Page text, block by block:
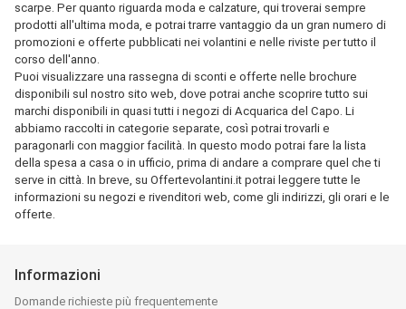
scarpe. Per quanto riguarda moda e calzature, qui troverai sempre
prodotti all'ultima moda, e potrai trarre vantaggio da un gran numero di
promozioni e offerte pubblicati nei volantini e nelle riviste per tutto il
corso dell'anno.
Puoi visualizzare una rassegna di sconti e offerte nelle brochure
disponibili sul nostro sito web, dove potrai anche scoprire tutto sui
marchi disponibili in quasi tutti i negozi di Acquarica del Capo. Li
abbiamo raccolti in categorie separate, così potrai trovarli e
paragonarli con maggior facilità. In questo modo potrai fare la lista
della spesa a casa o in ufficio, prima di andare a comprare quel che ti
serve in città. In breve, su Offertevolantini.it potrai leggere tutte le
informazioni su negozi e rivenditori web, come gli indirizzi, gli orari e le
offerte.
Informazioni
Domande richieste più frequentemente